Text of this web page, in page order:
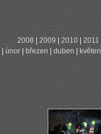
2008 2009 2010| 2011
únor březen duben květen